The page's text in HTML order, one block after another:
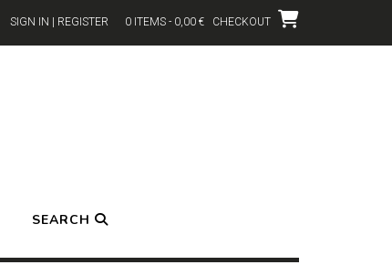
SIGN IN | REGISTER 0 ITEMS - 0,00 € CHECKOUT
SEARCH